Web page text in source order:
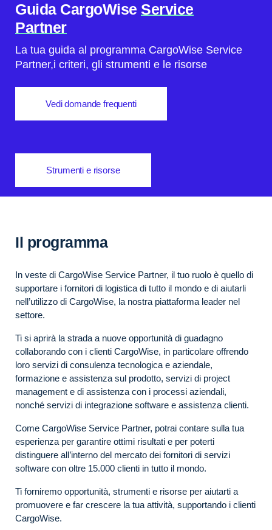
Guida CargoWise Service
Partner
La tua guida al programma CargoWise Service
Partner,i criteri, gli strumenti e le risorse
Vedi domande frequenti
Strumenti e risorse
Il programma
In veste di CargoWise Service Partner, il tuo ruolo è quello di
supportare i fornitori di logistica di tutto il mondo e di aiutarli
nell’utilizzo di CargoWise, la nostra piattaforma leader nel
settore.
Ti si aprirà la strada a nuove opportunità di guadagno
collaborando con i clienti CargoWise, in particolare offrendo
loro servizi di consulenza tecnologica e aziendale,
formazione e assistenza sul prodotto, servizi di project
management e di assistenza con i processi aziendali,
nonché servizi di integrazione software e assistenza clienti.
Come CargoWise Service Partner, potrai contare sulla tua
esperienza per garantire ottimi risultati e per poterti
distinguere all’interno del mercato dei fornitori di servizi
software con oltre 15.000 clienti in tutto il mondo.
Ti forniremo opportunità, strumenti e risorse per aiutarti a
promuovere e far crescere la tua attività, supportando i clienti
CargoWise.